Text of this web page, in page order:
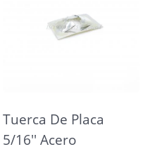
Tuerca De Placa
5/16'' Acero